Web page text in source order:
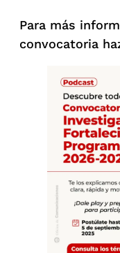
Para más
convocatoria